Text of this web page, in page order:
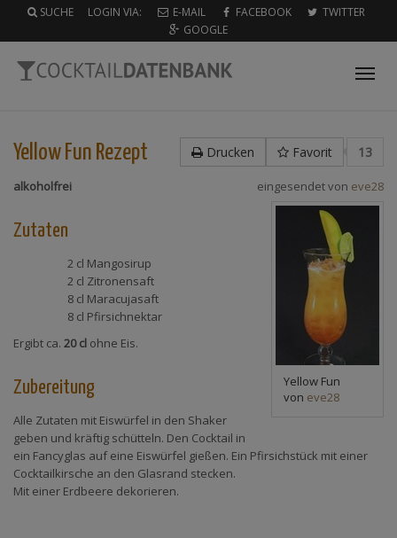
SUCHE LOGIN VIA: E-MAIL FACEBOOK
TWITTER
GOOGLE
Drucken Favorit 13
Yellow Fun Rezept
eingesendet von eve28
Yellow Fun
von eve28
alkoholfrei
Zutaten
2 cl Mangosirup
2 cl Zitronensaft
8 cl Maracujasaft
8 cl Pfirsichnektar
Ergibt ca. 20 cl ohne Eis.
Zubereitung
Alle Zutaten mit Eiswürfel in den Shaker
geben und kräftig schütteln. Den Cocktail in
ein Fancyglas auf eine Eiswürfel gießen. Ein Pfirsichstück mit einer
Cocktailkirsche an den Glasrand stecken.
Mit einer Erdbeere dekorieren.